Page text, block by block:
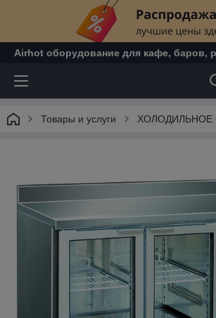
Airhot оборудование для кафе, баров,
Товары и услуги ХОЛОДИЛЬНОЕ